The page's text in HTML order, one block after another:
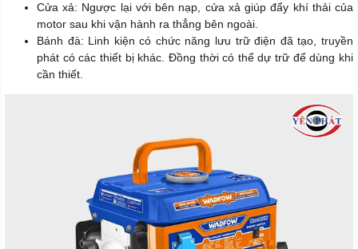
Cửa xả: Ngược lại với bên nạp, cửa xả giúp đẩy khí thải của
motor sau khi vận hành ra thẳng bên ngoài.
Bánh đà: Linh kiện có chức năng lưu trữ điện đã tạo, truyền
phát có các thiết bị khác. Đồng thời có thể dự trữ để dùng khi
cần thiết.